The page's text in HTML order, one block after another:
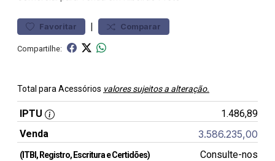
Favoritar | Comparar
Compartilhe:
Total para Acessórios valores sujeitos a alteração.
IPTU
1.486,89
Venda
3.586.235,00
(ITBI, Registro, Escritura e Certidões) Consulte-nos